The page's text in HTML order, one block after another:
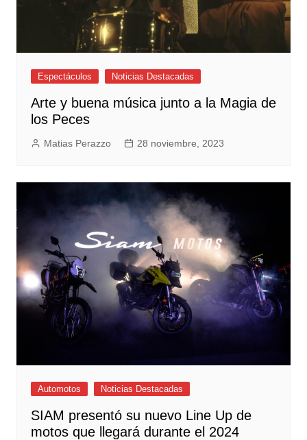
Espectáculos Noticias Destacadas
Arte y buena música junto a la Magia de
los Peces
Matias Perazzo 28 noviembre, 2023
Automotos Noticias Destacadas
SIAM presentó su nuevo Line Up de
motos que llegará durante el 2024